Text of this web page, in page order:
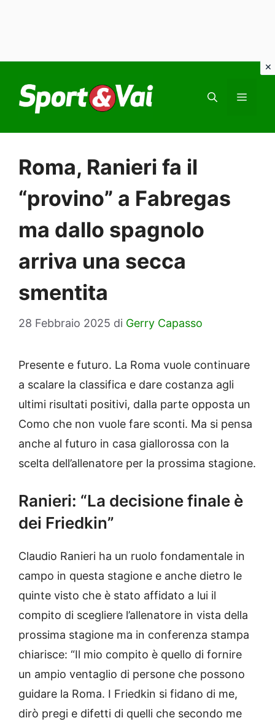
contenuto
Roma, Ranieri fa il
“provino” a Fabregas
ma dallo spagnolo
arriva una secca
smentita
28 Febbraio 2025 di Gerry Capasso
Presente e futuro. La Roma vuole continuare
a scalare la classifica e dare costanza agli
ultimi risultati positivi, dalla parte opposta un
Como che non vuole fare sconti. Ma si pensa
anche al futuro in casa giallorossa con la
scelta dell’allenatore per la prossima stagione.
Ranieri: “La decisione finale è
dei Friedkin”
Claudio Ranieri ha un ruolo fondamentale in
campo in questa stagione e anche dietro le
quinte visto che è stato affidato a lui il
compito di scegliere l’allenatore in vista della
prossima stagione ma in conferenza stampa
chiarisce: “Il mio compito è quello di fornire
un ampio ventaglio di persone che possono
guidare la Roma. I Friedkin si fidano di me,
dirò pregi e difetti di quelli che secondo me